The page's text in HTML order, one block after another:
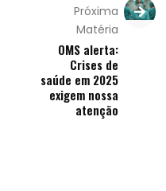
Próxima
Matéria
OMS alerta:
Crises de
saúde em 2025
exigem nossa
atenção